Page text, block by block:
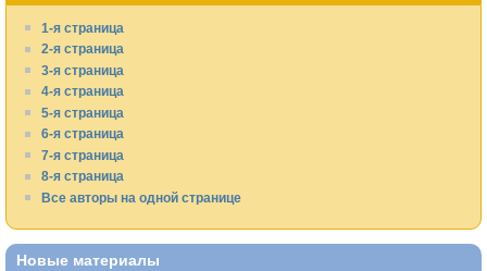
1-я страница
2-я страница
3-я страница
4-я страница
5-я страница
6-я страница
7-я страница
8-я страница
Все авторы на одной странице
Новые материалы